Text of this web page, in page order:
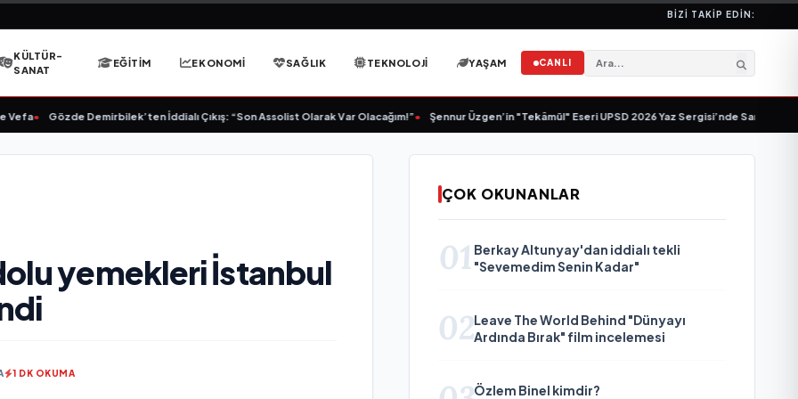
BIZI TAKIP EDIN:
KÜLTÜR-
SANAT
EĞITIM EKONOMI SAĞLIK TEKNOLOJI YAŞAM CANLI
• Gözde Demirbilek’ten İddialı Çıkış: “Son Assolist Olarak Var Olacağım!”• Şennur Üzgen’in "Tekâmül" Eseri UPSD 2026 Yaz Sergisi’nde
yemekleri İstanbul
1 DK OKUMA
ÇOK OKUNANLAR
01 Berkay Altunyay'dan iddialı tekli
"Sevemedim Senin Kadar"
02Leave The World Behind "Dünyayı
Ardında Bırak" film incelemesi
Özlem Binel kimdir?